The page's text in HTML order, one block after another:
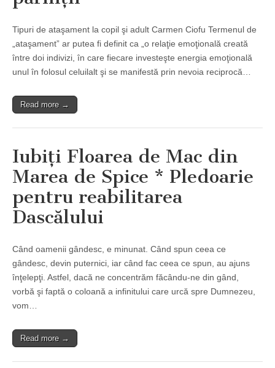
Tipuri de ataşament la copil şi adult Carmen Ciofu Termenul de
„ataşament” ar putea fi definit ca „o relaţie emoţională creată
între doi indivizi, în care fiecare investeşte energia emoţională
unul în folosul celuilalt şi se manifestă prin nevoia reciprocă…
Read more →
Iubiţi Floarea de Mac din
Marea de Spice * Pledoarie
pentru reabilitarea
Dascălului
Când oamenii gândesc, e minunat. Când spun ceea ce
gândesc, devin puternici, iar când fac ceea ce spun, au ajuns
înţelepţi. Astfel, dacă ne concentrăm făcându-ne din gând,
vorbă şi faptă o coloană a infinitului care urcă spre Dumnezeu,
vom…
Read more →